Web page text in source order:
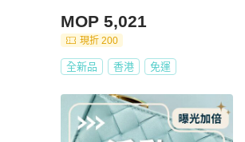
MOP 5,021
現折 200
全新品 香港 免運